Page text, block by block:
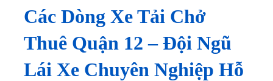
Các Dòng Xe Tải Chở
Thuê Quận 12 – Đội Ngũ
Lái Xe Chuyên Nghiệp Hỗ